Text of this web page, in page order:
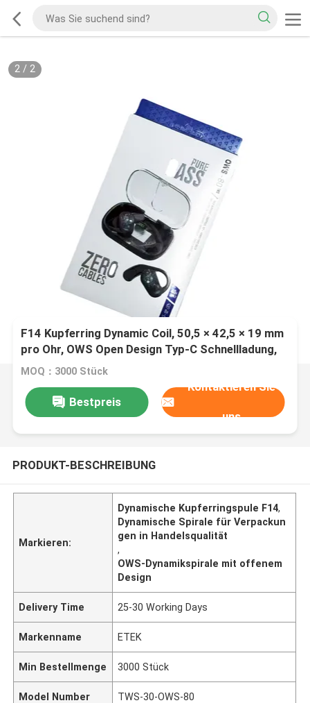
2/ 2
F14 Kupferring Dynamic Coil, 50,5 × 42,5 × 19 mm
pro Ohr, OWS Open Design Typ-C Schnellladung,
Verpackung in kommerzieller Qualität.
MOQ：3000 Stück
Bestpreis
Kontaktieren Sie
uns
PRODUKT-BESCHREIBUNG
Markieren:
Dynamische Kupferringspule F14,
Dynamische Spirale für Verpackun
gen in Handelsqualität
,
OWS-Dynamikspirale mit offenem
Design
Delivery Time 25-30 Working Days
Markenname ETEK
Min Bestellmenge 3000 Stück
Model Number TWS-30-OWS-80